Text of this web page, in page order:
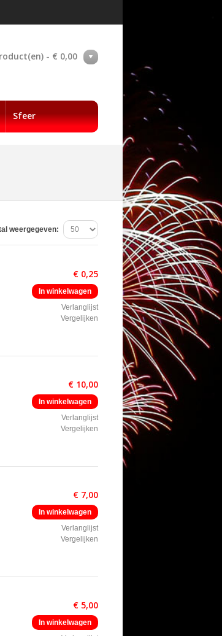
- € 0,00
Sfeer
weergegeven:
€ 0,25
In winkelwagen
Verlanglijst
Vergelijken
€ 10,00
In winkelwagen
Verlanglijst
Vergelijken
€ 7,00
In winkelwagen
Verlanglijst
Vergelijken
€ 5,00
In winkelwagen